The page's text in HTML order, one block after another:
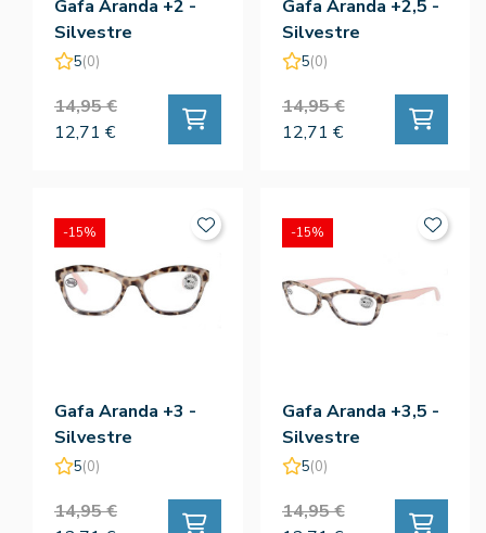
Gafa Aranda +2 -
Silvestre
5(0)
14,95 €
12,71 €
Gafa Aranda +2,5 -
Silvestre
5(0)
14,95 €
12,71 €
Gafa Aranda +3 -
Silvestre
5(0)
14,95 €
-15%
Gafa Aranda +3,5 -
Silvestre
5(0)
14,95 €
-15%